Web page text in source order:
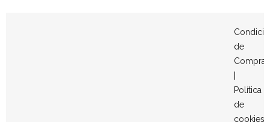
de
Compra
Política
de
cookies